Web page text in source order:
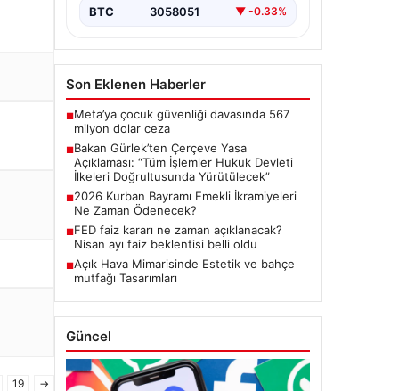
19 →
Meclis'te kabul…
BTC 3058051 ▼ -0.33%
Son Eklenen Haberler
■Meta’ya çocuk güvenliği davasında 567
milyon dolar ceza
■Bakan Gürlek’ten Çerçeve Yasa
Açıklaması: “Tüm İşlemler Hukuk Devleti
İlkeleri Doğrultusunda Yürütülecek”
■2026 Kurban Bayramı Emekli İkramiyeleri
Ne Zaman Ödenecek?
■FED faiz kararı ne zaman açıklanacak?
Nisan ayı faiz beklentisi belli oldu
■Açık Hava Mimarisinde Estetik ve bahçe
mutfağı Tasarımları
Güncel